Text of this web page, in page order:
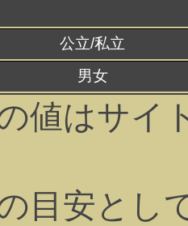
公立/私立
男女
値はサイ
目安とし